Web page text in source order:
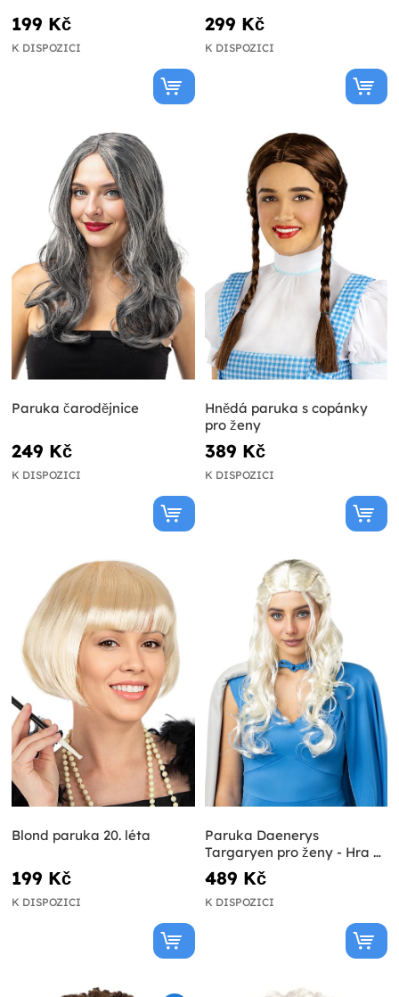
199 Kč
K DISPOZICI
299 Kč
K DISPOZICI
Paruka čarodějnice
249 Kč
K DISPOZICI
Hnědá paruka s copánky
pro ženy
389 Kč
K DISPOZICI
Blond paruka 20. léta
199 Kč
K DISPOZICI
Paruka Daenerys
Targaryen pro ženy - Hra o
trůny
489 Kč
K DISPOZICI